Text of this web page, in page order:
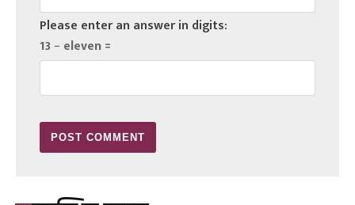
Please enter an answer in digits:
13 − eleven =